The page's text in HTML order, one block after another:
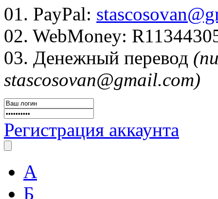
01. PayPal:
02. WebMoney:
03. Денежный перевод
stascosovan@gmail.com)
Регистрация аккаунта
А
Б